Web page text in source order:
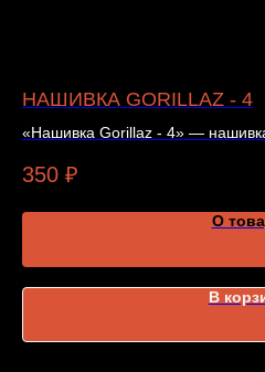
НАШИВКА GORILLAZ - 4
«Нашивка Gorillaz - 4» —
350 ₽
О
В